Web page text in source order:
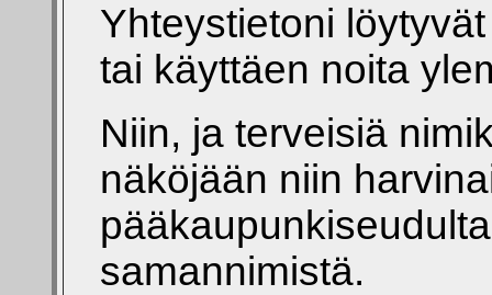
Yhteystietoni
tai käyttäen noita
Niin, ja terveisiä
näköjään niin
samannimistä.